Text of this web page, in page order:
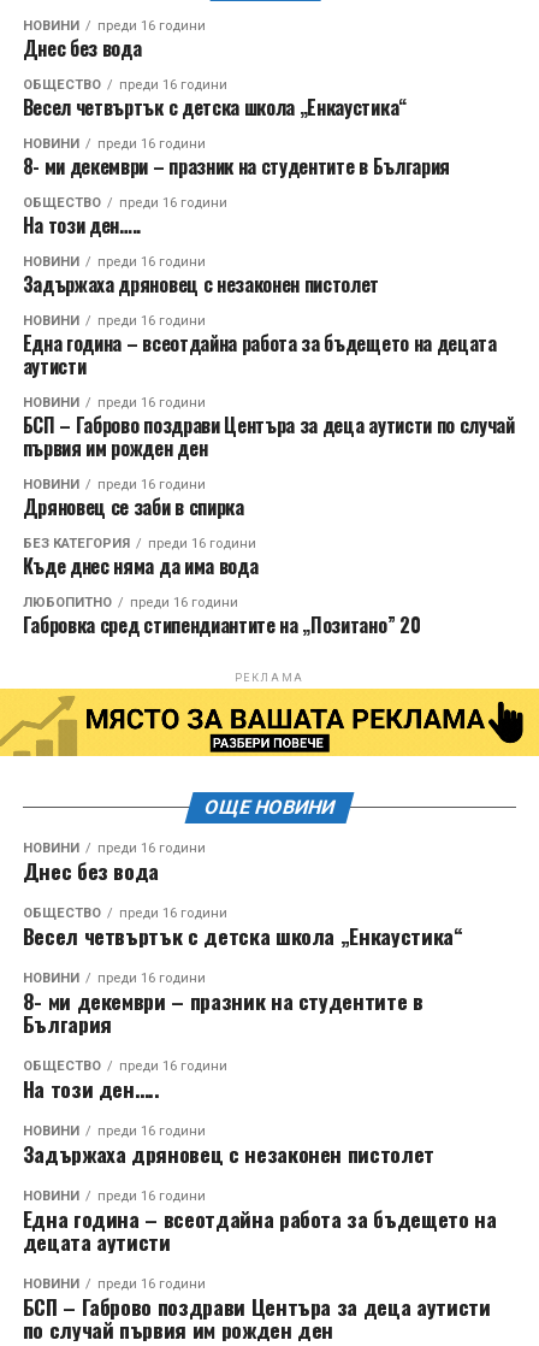
НОВИНИ преди 16 години
Днес без вода
ОБЩЕСТВО преди 16 години
Весел четвъртък с детска школа „Енкаустика“
НОВИНИ преди 16 години
8- ми декември – празник на студентите в България
ОБЩЕСТВО преди 16 години
На този ден…..
НОВИНИ преди 16 години
Задържаха дряновец с незаконен пистолет
НОВИНИ преди 16 години
Една година – всеотдайна работа за бъдещето на децата
аутисти
НОВИНИ преди 16 години
БСП – Габрово поздрави Центъра за деца аутисти по случай
първия им рожден ден
НОВИНИ преди 16 години
Дряновец се заби в спирка
БЕЗ КАТЕГОРИЯ преди 16 години
Къде днес няма да има вода
ЛЮБОПИТНО преди 16 години
Габровка сред стипендиантите на „Позитано” 20
РЕКЛАМА
ОЩЕ НОВИНИ
НОВИНИ преди 16 години
Днес без вода
ОБЩЕСТВО преди 16 години
Весел четвъртък с детска школа „Енкаустика“
НОВИНИ преди 16 години
8- ми декември – празник на студентите в
България
ОБЩЕСТВО преди 16 години
На този ден…..
НОВИНИ преди 16 години
Задържаха дряновец с незаконен пистолет
НОВИНИ преди 16 години
Една година – всеотдайна работа за бъдещето на
децата аутисти
НОВИНИ преди 16 години
БСП – Габрово поздрави Центъра за деца аутисти
по случай първия им рожден ден